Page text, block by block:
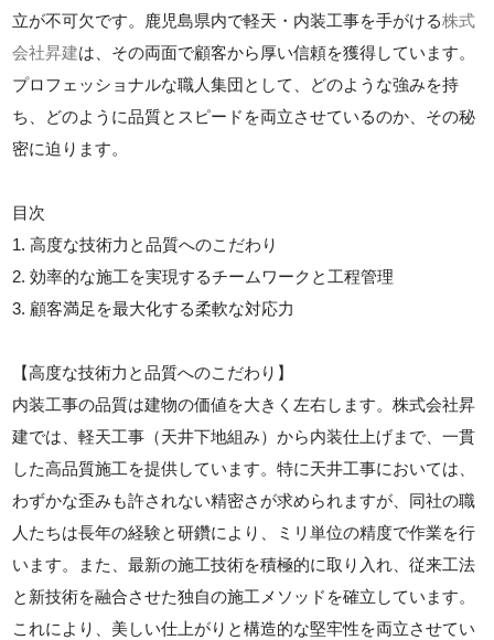
立が不可欠です。鹿児島県内で軽天・内装工事を手がける株式
会社昇建は、その両面で顧客から厚い信頼を獲得しています。
プロフェッショナルな職人集団として、どのような強みを持
ち、どのように品質とスピードを両立させているのか、その秘
密に迫ります。
目次
1. 高度な技術力と品質へのこだわり
2. 効率的な施工を実現するチームワークと工程管理
3. 顧客満足を最大化する柔軟な対応力
【高度な技術力と品質へのこだわり】
内装工事の品質は建物の価値を大きく左右します。株式会社昇
建では、軽天工事（天井下地組み）から内装仕上げまで、一貫
した高品質施工を提供しています。特に天井工事においては、
わずかな歪みも許されない精密さが求められますが、同社の職
人たちは長年の経験と研鑽により、ミリ単位の精度で作業を行
います。また、最新の施工技術を積極的に取り入れ、従来工法
と新技術を融合させた独自の施工メソッドを確立しています。
これにより、美しい仕上がりと構造的な堅牢性を両立させてい